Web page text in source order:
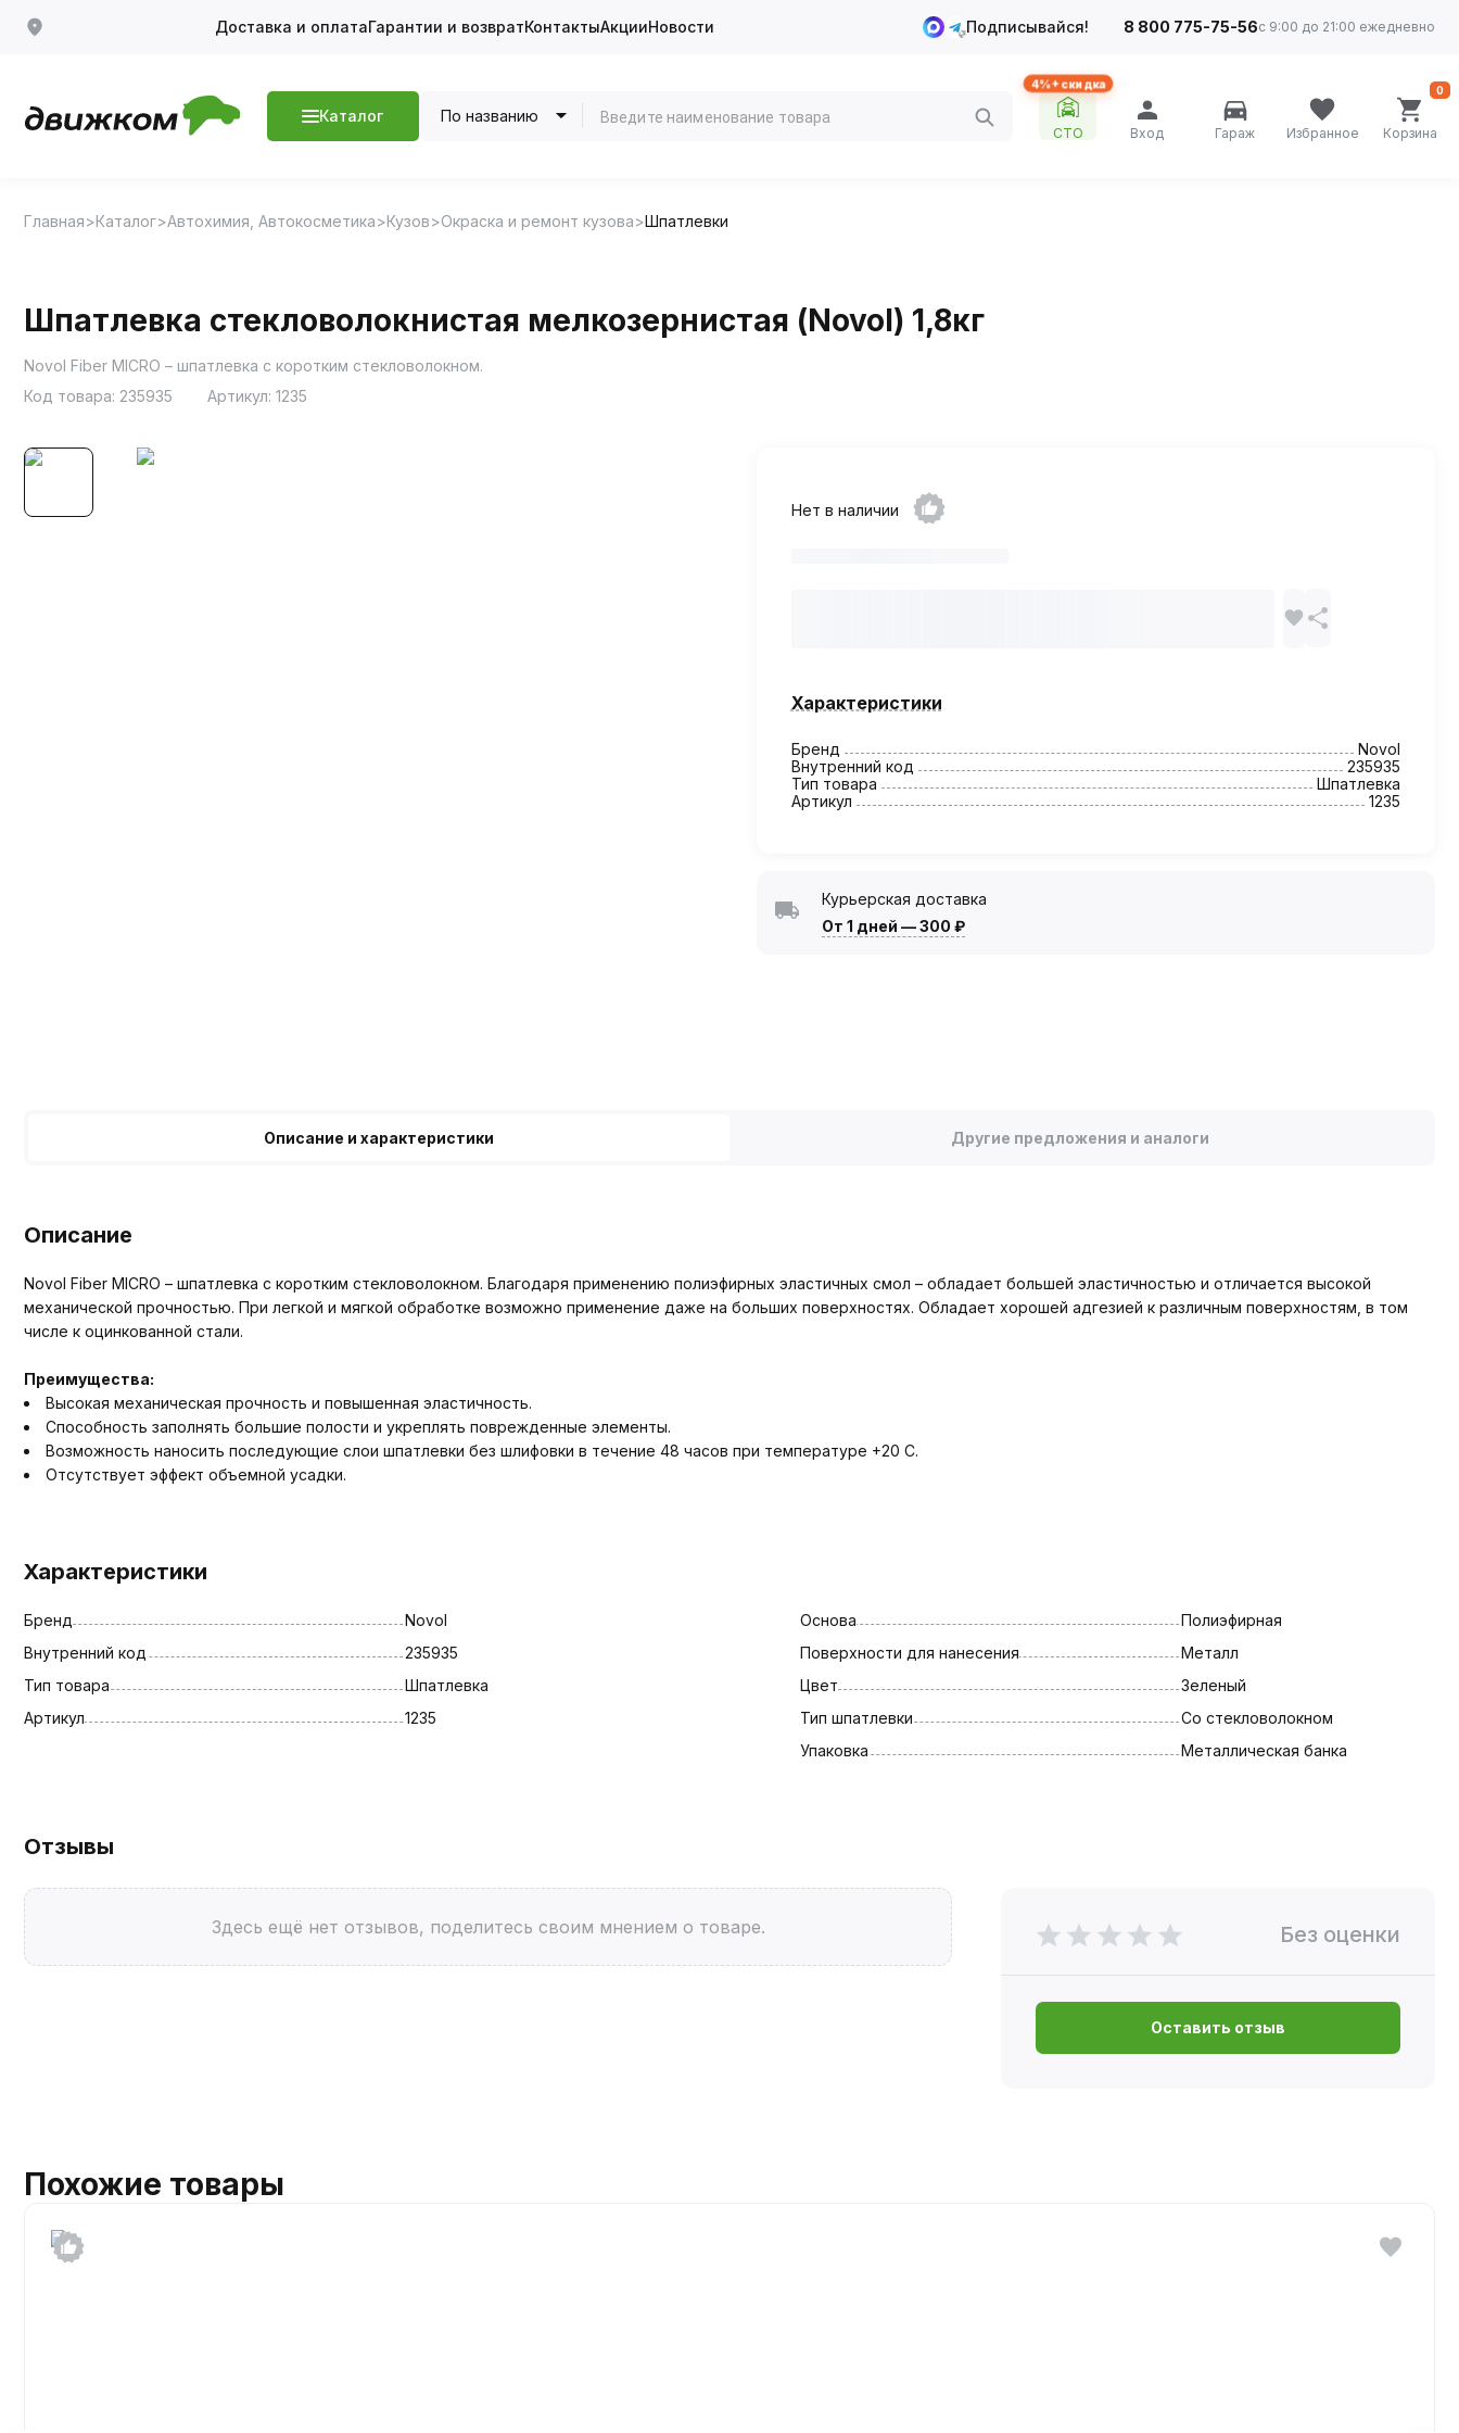
Доставка и оплатаГарантии и возвратКонтактыАкцииНовости Подписывайся! 8 800 775-75-56с 9:00 до 21:00 ежедневно
Каталог По названию
4%+ скидка
СТО Вход Гараж Избранное Корзина
0
Главная Каталог Автохимия, Автокосметика Кузов Окраска и ремонт кузова Шпатлевки
Шпатлевка стекловолокнистая мелкозернистая (Novol) 1,8кг
Novol Fiber MICRO – шпатлевка с коротким стекловолокном.
Код товара: 235935 Артикул: 1235
Нет в наличии
Характеристики
Бренд
Novol
Внутренний код
235935
Тип товара
Шпатлевка
Артикул
1235
Курьерская доставка
От 1 дней —300 ₽
Описание и характеристики Другие предложения и аналоги
Описание
Novol Fiber MICRO – шпатлевка с коротким стекловолокном. Благодаря применению полиэфирных эластичных смол – обладает большей эластичностью и отличается высокой
механической прочностью. При легкой и мягкой обработке возможно применение даже на больших поверхностях. Обладает хорошей адгезией к различным поверхностям, в том
числе к оцинкованной стали.
Преимущества:
Высокая механическая прочность и повышенная эластичность.
Способность заполнять большие полости и укреплять поврежденные элементы.
Возможность наносить последующие слои шпатлевки без шлифовки в течение 48 часов при температуре +20 С.
Отсутствует эффект объемной усадки.
Характеристики
Бренд
Novol
Внутренний код
235935
Тип товара
Шпатлевка
Артикул
1235
Основа
Полиэфирная
Поверхности для нанесения
Металл
Цвет
Зеленый
Тип шпатлевки
Со стекловолокном
Упаковка
Металлическая банка
Отзывы
Здесь ещё нет отзывов, поделитесь своим мнением о товаре. Без оценки
Оставить отзыв
Похожие товары